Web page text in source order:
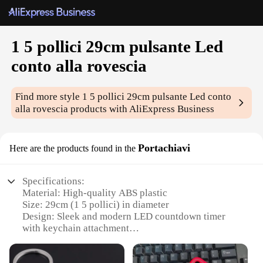
1 5 pollici 29cm pulsante Led
conto alla rovescia
Find more style 1 5 pollici 29cm pulsante Led conto
alla rovescia products with AliExpress Business
Here are the products found in the Portachiavi
Specifications:
Material: High-quality ABS plastic
Size: 29cm (1 5 pollici) in diameter
Design: Sleek and modern LED countdown timer
with keychain attachment
Performance: Durable and long-lasting with reliable